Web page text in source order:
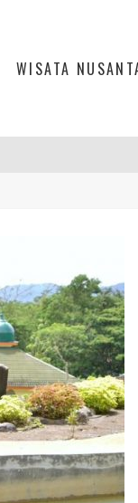
WISATA
EKONOMI NASIONAL